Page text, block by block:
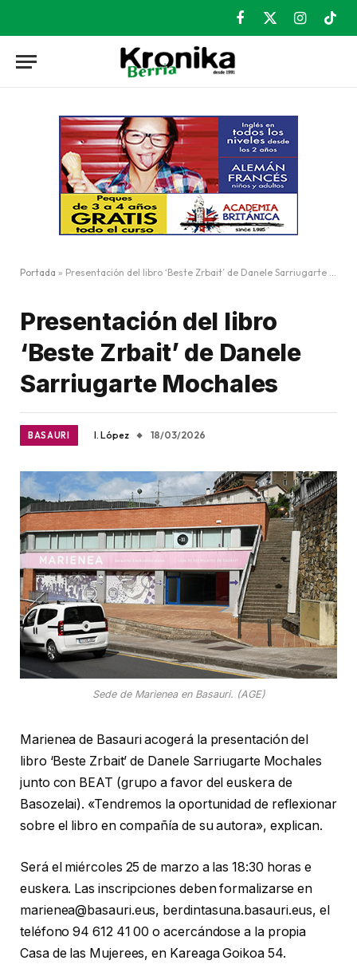
Facebook
X
Instagram
Portada » Presentación del libro ‘Beste Zrbait’ de Danele Sarriugarte Mochales
Presentación del libro
‘Beste Zrbait’ de Danele
Sarriugarte Mochales
BASAURI I. López 18/03/2026
Sede de Marienea en Basauri. (AGE)
Marienea de Basauri acogerá la presentación del
libro ‘Beste Zrbait’ de Danele Sarriugarte Mochales
junto con BEAT (grupo a favor del euskera de
Basozelai). «Tendremos la oportunidad de reflexionar
sobre el libro en compañía de su autora», explican.
Será el miércoles 25 de marzo a las 18:30 horas e
euskera. Las inscripciones deben formalizarse en
marienea@basauri.eus, berdintasuna.basauri.eus, el
teléfono 94 612 41 00 o acercándose a la propia
Casa de las Mujerees, en Kareaga Goikoa 54.